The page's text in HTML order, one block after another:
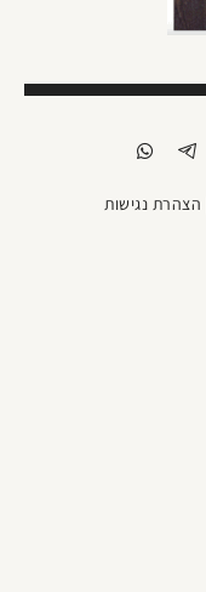
הצהרת נגישות